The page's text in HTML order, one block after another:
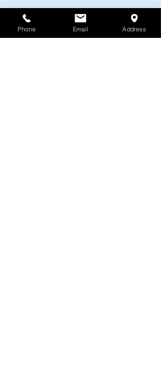
最新記事 すべて表示
Phone Email Address